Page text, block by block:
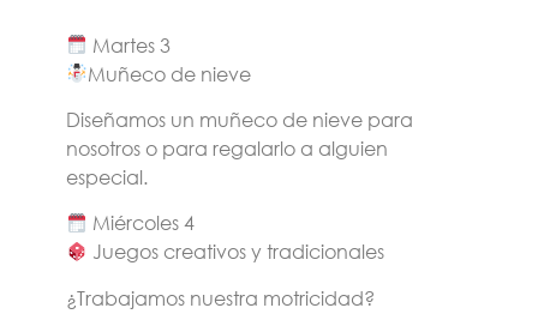
Martes 3
Muñeco de nieve
Diseñamos un muñeco de nieve para
nosotros o para regalarlo a alguien
especial.
Miércoles 4
Juegos creativos y tradicionales
¿Trabajamos nuestra motricidad?